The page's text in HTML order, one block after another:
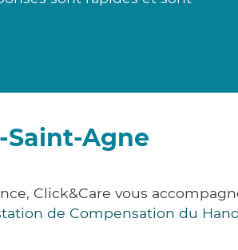
Agne
Click&Care vous
de Compensation du